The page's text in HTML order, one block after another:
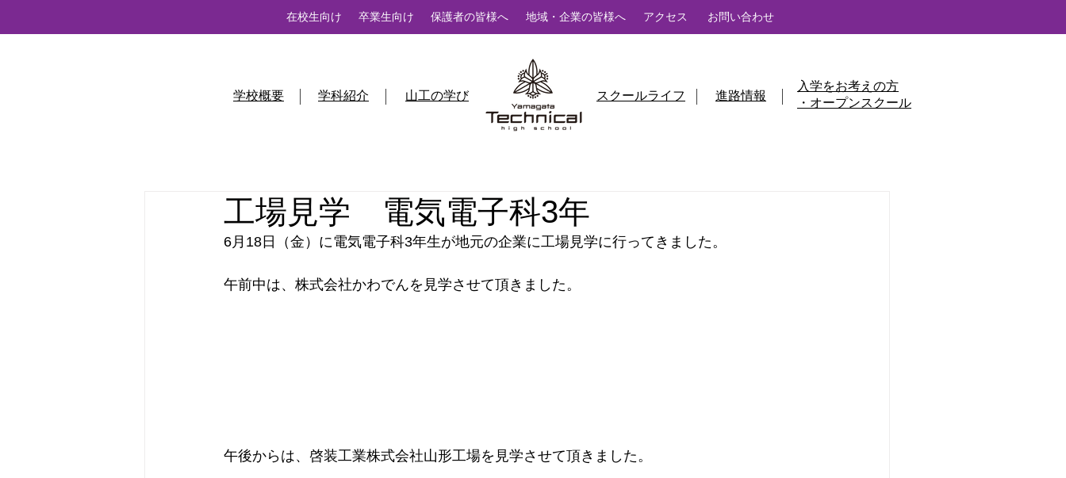
在校生向け 卒業生向け 保護者の皆様へ 地域・企業の皆様へ アクセス お問い合わせ
学校概要 学科紹介 山工の学び スクールライフ 進路情報
入学をお考えの方
・オープンスクール
工場見学 電気電子科3年
6月18日（金）に電気電子科3年生が地元の企業に工場見学に行ってきました。
午前中は、株式会社かわでんを見学させて頂きました。
午後からは、啓装工業株式会社山形工場を見学させて頂きました。